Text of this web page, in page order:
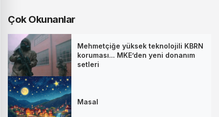
Çok Okunanlar
Mehmetçiğe yüksek teknolojili KBRN
koruması... MKE’den yeni donanım
setleri
Masal